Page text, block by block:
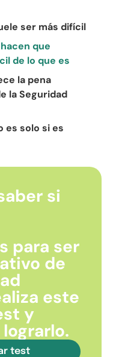
ser más difícil
que
de lo que es
la pena
la Seguridad
es solo si es
si
para ser
de
este
y
test